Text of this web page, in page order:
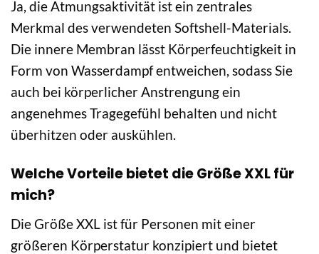
Ja, die Atmungsaktivität ist ein zentrales
Merkmal des verwendeten Softshell-Materials.
Die innere Membran lässt Körperfeuchtigkeit in
Form von Wasserdampf entweichen, sodass Sie
auch bei körperlicher Anstrengung ein
angenehmes Tragegefühl behalten und nicht
überhitzen oder auskühlen.
Welche Vorteile bietet die Größe XXL für
mich?
Die Größe XXL ist für Personen mit einer
größeren Körperstatur konzipiert und bietet